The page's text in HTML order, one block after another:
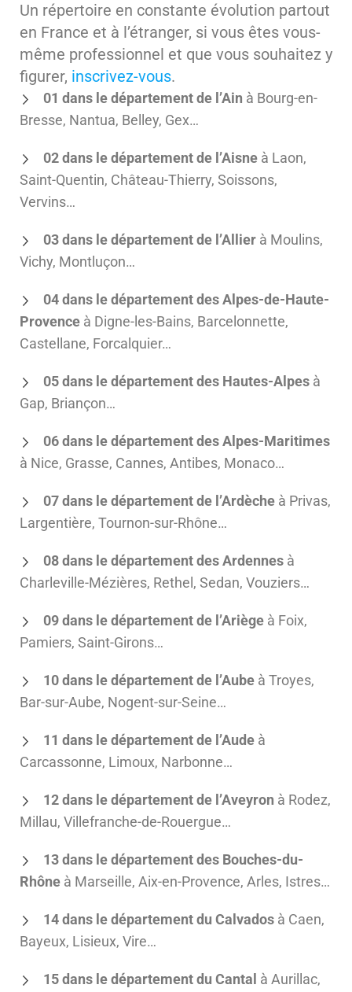
Un répertoire en constante évolution partout
en France et à l’étranger, si vous êtes vous-
même professionnel et que vous souhaitez y
figurer, inscrivez-vous.
01 dans le département de l’Ain à Bourg-en-
Bresse, Nantua, Belley, Gex…
02 dans le département de l’Aisne à Laon,
Saint-Quentin, Château-Thierry, Soissons,
Vervins…
03 dans le département de l’Allier à Moulins,
Vichy, Montluçon…
04 dans le département des Alpes-de-Haute-
Provence à Digne-les-Bains, Barcelonnette,
Castellane, Forcalquier…
05 dans le département des Hautes-Alpes à
Gap, Briançon…
06 dans le département des Alpes-Maritimes
à Nice, Grasse, Cannes, Antibes, Monaco…
07 dans le département de l’Ardèche à Privas,
Largentière, Tournon-sur-Rhône…
08 dans le département des Ardennes à
Charleville-Mézières, Rethel, Sedan, Vouziers…
09 dans le département de l’Ariège à Foix,
Pamiers, Saint-Girons…
10 dans le département de l’Aube à Troyes,
Bar-sur-Aube, Nogent-sur-Seine…
11 dans le département de l’Aude à
Carcassonne, Limoux, Narbonne…
12 dans le département de l’Aveyron à Rodez,
Millau, Villefranche-de-Rouergue…
13 dans le département des Bouches-du-
Rhône à Marseille, Aix-en-Provence, Arles, Istres…
14 dans le département du Calvados à Caen,
Bayeux, Lisieux, Vire…
15 dans le département du Cantal à Aurillac,